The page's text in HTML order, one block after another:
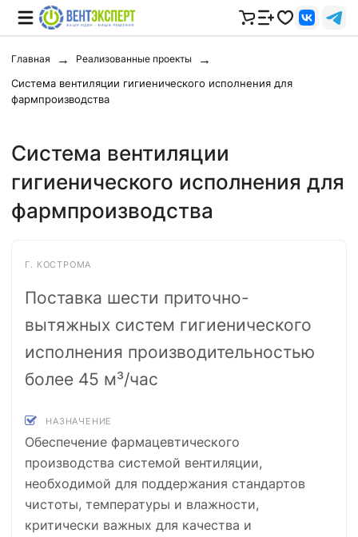
Главная Реализованные проекты
Система вентиляции гигиенического исполнения для
фармпроизводства
Система вентиляции
гигиенического исполнения для
фармпроизводства
Г. КОСТРОМА
Поставка шести приточно-
вытяжных систем гигиенического
исполнения производительностью
более 45 м³/час
НАЗНАЧЕНИЕ
Обеспечение фармацевтического
производства системой вентиляции,
необходимой для поддержания стандартов
чистоты, температуры и влажности,
критически важных для качества и